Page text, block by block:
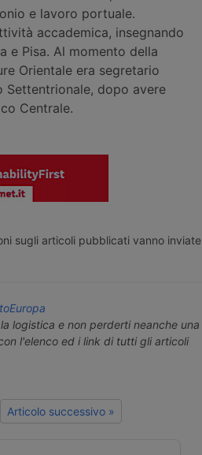
e lavoro portuale.
accademica, insegnando
e Pisa. Al momento della
Orientale era segretario
Settentrionale, dopo avere
Centrale.
sugli articoli pubblicati vanno inviate
logistica e non perderti neanche una
l'elenco ed i link di tutti gli articoli
Articolo successivo »